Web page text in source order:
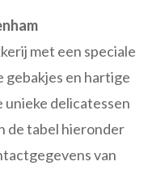
met een speciale
gebakjes en hartige
unieke delicatessen
de tabel hieronder
van